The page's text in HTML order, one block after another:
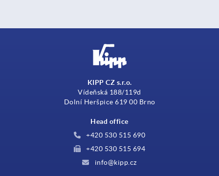
KIPP CZ s.r.o.
Vídeňská 188/119d
Dolní Heršpice 619 00 Brno
Head office
+420 530 515 690
+420 530 515 694
info@kipp.cz